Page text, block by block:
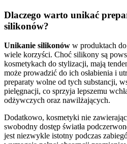
Dlaczego warto unikać
silikonów?
Unikanie silikonów w produktach
wiele korzyści. Choć silikony są
kosmetykach do stylizacji, mają
może prowadzić do ich osłabienia i
preparaty wolne od tych substancji,
pielęgnacji, co sprzyja lepszemu
odżywczych oraz nawilżających.
Dodatkowo, kosmetyki nie
swobodny dostęp światła
jest niezwykle istotny podczas